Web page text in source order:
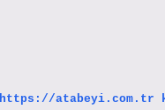
https://atabeyi.com.tr